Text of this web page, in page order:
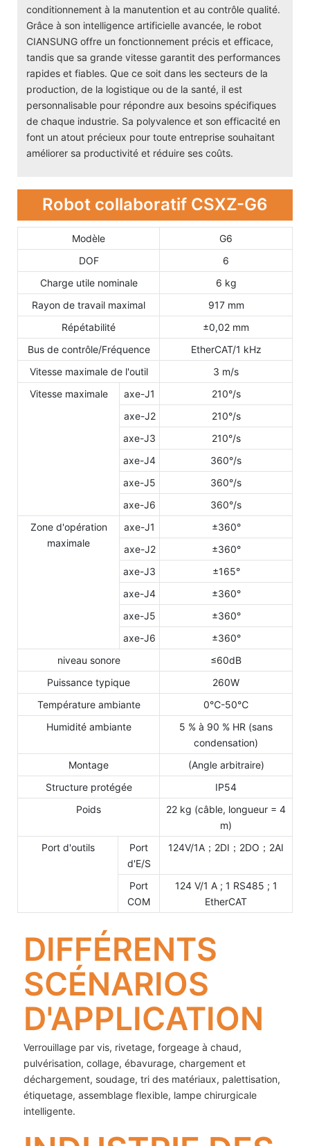
conditionnement à la manutention et au contrôle qualité.
Grâce à son intelligence artificielle avancée, le robot
CIANSUNG offre un fonctionnement précis et efficace,
tandis que sa grande vitesse garantit des performances
rapides et fiables. Que ce soit dans les secteurs de la
production, de la logistique ou de la santé, il est
personnalisable pour répondre aux besoins spécifiques
de chaque industrie. Sa polyvalence et son efficacité en
font un atout précieux pour toute entreprise souhaitant
améliorer sa productivité et réduire ses coûts.
Robot collaboratif CSXZ-G6
Modèle
G6
DOF
6
Charge utile nominale
6 kg
Rayon de travail maximal
917 mm
Répétabilité
±0,02 mm
Bus de contrôle/Fréquence
EtherCAT/1 kHz
Vitesse maximale de l'outil
3 m/s
Vitesse maximale
axe-J1
210°/s
axe-J2
210°/s
axe-J3
210°/s
axe-J4
360°/s
axe-J5
360°/s
axe-J6
360°/s
Zone d'opération
maximale
axe-J1
±360°
axe-J2
±360°
axe-J3
±165°
axe-J4
±360°
axe-J5
±360°
axe-J6
±360°
niveau sonore
≤60dB
Puissance typique
260W
Température ambiante
0℃-50℃
Humidité ambiante
5 % à 90 % HR (sans
condensation)
Montage
(Angle arbitraire)
Structure protégée
IP54
Poids
22 kg (câble, longueur = 4
m)
Port d'outils
Port
d'E/S
124V/1A；2DI；2DO；2AI
Port
COM
124 V/1 A ; 1 RS485 ; 1
EtherCAT
DIFFÉRENTS
SCÉNARIOS
D'APPLICATION
Verrouillage par vis, rivetage, forgeage à chaud,
pulvérisation, collage, ébavurage, chargement et
déchargement, soudage, tri des matériaux, palettisation,
étiquetage, assemblage flexible, lampe chirurgicale
intelligente.